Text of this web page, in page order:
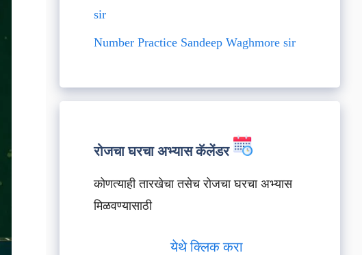
sir
Number Practice Sandeep Waghmore sir
रोजचा घरचा अभ्यास कॅलेंडर
कोणत्याही तारखेचा तसेच रोजचा घरचा अभ्यास
मिळवण्यासाठी
येथे क्लिक करा